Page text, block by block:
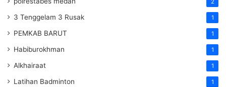
2
3 Tenggelam 3 Rusak 1
PEMKAB BARUT 1
Habiburokhman 1
Alkhairaat 1
Latihan Badminton 1